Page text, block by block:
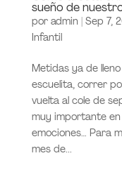
sueño de
por admin | Sep 7,
Infantil
Metidas ya de
escuelita, correr
vuelta al cole de
muy importante
emociones… Para
mes de...